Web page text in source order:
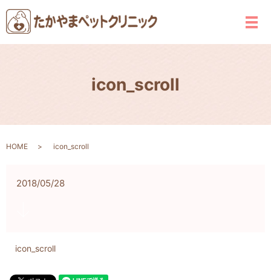
メ
icon_scroll
HOME icon_scroll
2018/05/28
icon_scroll